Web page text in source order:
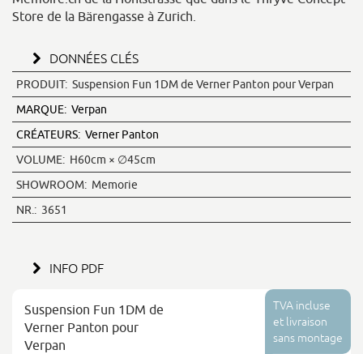
Store de la Bärengasse à Zurich.
DONNÉES CLÉS
PRODUIT: Suspension Fun 1DM de Verner Panton pour Verpan
MARQUE: Verpan
CRÉATEURS: Verner Panton
VOLUME: H60cm × ∅45cm
SHOWROOM: Memorie
NR.: 3651
INFO PDF
TVA incluse
et livraison
sans montage
Suspension Fun 1DM de
Verner Panton pour
Verpan